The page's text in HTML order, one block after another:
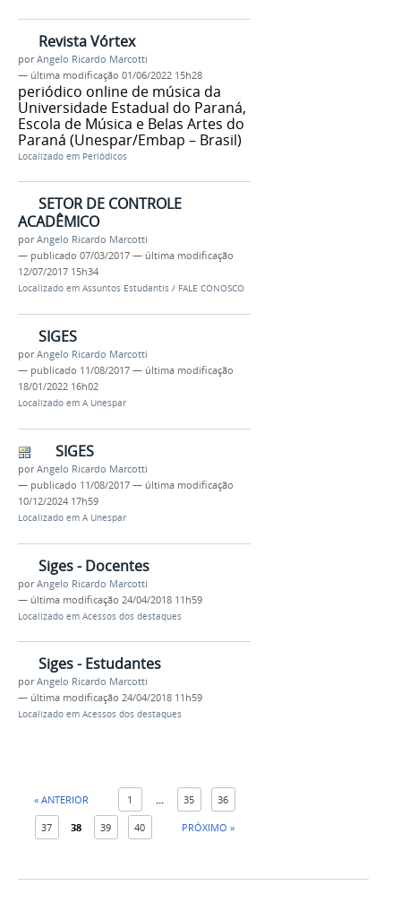
Revista Vórtex
porAngelo Ricardo Marcotti
— última modificação 01/06/2022 15h28
periódico online de música da
Universidade Estadual do Paraná,
Escola de Música e Belas Artes do
Paraná (Unespar/Embap – Brasil)
Localizado em Periódicos
SETOR DE CONTROLE
ACADÊMICO
porAngelo Ricardo Marcotti
— publicado 07/03/2017 — última modificação
12/07/2017 15h34
Localizado em Assuntos Estudantis / FALE CONOSCO
SIGES
porAngelo Ricardo Marcotti
— publicado 11/08/2017 — última modificação
18/01/2022 16h02
Localizado em A Unespar
SIGES
porAngelo Ricardo Marcotti
— publicado 11/08/2017 — última modificação
10/12/2024 17h59
Localizado em A Unespar
Siges - Docentes
porAngelo Ricardo Marcotti
— última modificação 24/04/2018 11h59
Localizado em Acessos dos destaques
Siges - Estudantes
porAngelo Ricardo Marcotti
— última modificação 24/04/2018 11h59
Localizado em Acessos dos destaques
« ANTERIOR 1 ... 35 36
37 38 39 40 PRÓXIMO »